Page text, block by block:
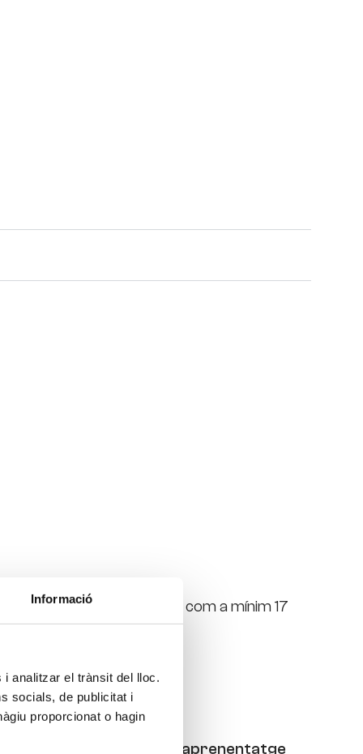
Informació
analitzar el trànsit del lloc.
socials, de publicitat i
proporcionat o hagin
. Per presentar-s’hi cal tenir com a mínim 17
Vitae​
Vitae un aprenentatge